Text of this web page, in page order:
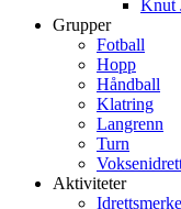
Knut
Grupper
Fotball
Hopp
Håndball
Klatring
Langrenn
Turn
Aktiviteter